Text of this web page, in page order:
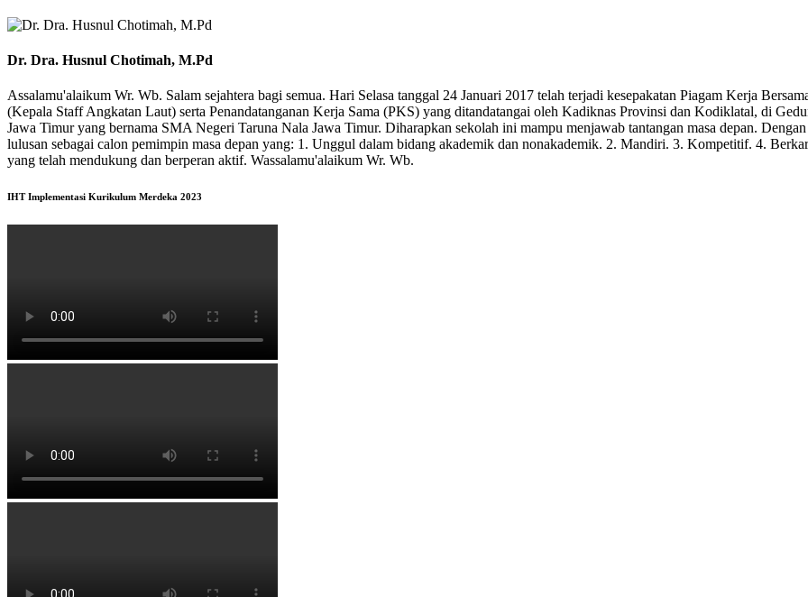
Dr. Dra. Husnul Chotimah, M.Pd
Assalamu'alaikum Wr. Wb. Salam sejahtera bagi semua. Hari Selasa tanggal 24 Januari 2017 telah terjadi kesepakatan Piagam Kerja
(Kepala Staff Angkatan Laut) serta Penandatanganan Kerja Sama (PKS) yang ditandatangai oleh Kadiknas Provinsi dan Kodiklatal, di
Jawa Timur yang bernama SMA Negeri Taruna Nala Jawa Timur. Diharapkan sekolah ini mampu menjawab tantangan masa depan.
lulusan sebagai calon pemimpin masa depan yang: 1. Unggul dalam bidang akademik dan nonakademik. 2. Mandiri. 3. Kompetitif. 4.
yang telah mendukung dan berperan aktif. Wassalamu'alaikum Wr. Wb.
IHT Implementasi Kurikulum Merdeka 2023